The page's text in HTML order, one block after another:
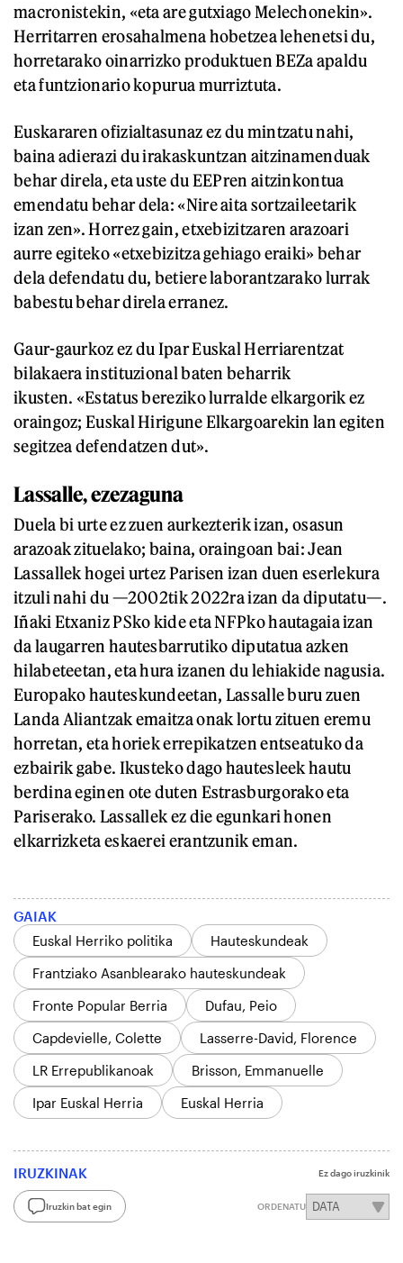
macronistekin, «eta are gutxiago Melechonekin».
Herritarren erosahalmena hobetzea lehenetsi du,
horretarako oinarrizko produktuen BEZa apaldu
eta funtzionario kopurua murriztuta.
Euskararen ofizialtasunaz ez du mintzatu nahi,
baina adierazi du irakaskuntzan aitzinamenduak
behar direla, eta uste du EEPren aitzinkontua
emendatu behar dela: «Nire aita sortzaileetarik
izan zen». Horrez gain, etxebizitzaren arazoari
aurre egiteko «etxebizitza gehiago eraiki» behar
dela defendatu du, betiere laborantzarako lurrak
babestu behar direla erranez.
Gaur-gaurkoz ez du Ipar Euskal Herriarentzat
bilakaera instituzional baten beharrik
ikusten. «Estatus bereziko lurralde elkargorik ez
oraingoz; Euskal Hirigune Elkargoarekin lan egiten
segitzea defendatzen dut».
Lassalle, ezezaguna
Duela bi urte ez zuen aurkezterik izan, osasun
arazoak zituelako; baina, oraingoan bai: Jean
Lassallek hogei urtez Parisen izan duen eserlekura
itzuli nahi du —2002tik 2022ra izan da diputatu—.
Iñaki Etxaniz PSko kide eta NFPko hautagaia izan
da laugarren hautesbarrutiko diputatua azken
hilabeteetan, eta hura izanen du lehiakide nagusia.
Europako hauteskundeetan, Lassalle buru zuen
Landa Aliantzak emaitza onak lortu zituen eremu
horretan, eta horiek errepikatzen entseatuko da
ezbairik gabe. Ikusteko dago hautesleek hautu
berdina eginen ote duten Estrasburgorako eta
Pariserako. Lassallek ez die egunkari honen
elkarrizketa eskaerei erantzunik eman.
GAIAK
Euskal Herriko politika
Hauteskundeak
Frantziako Asanblearako hauteskundeak
Fronte Popular Berria
Dufau, Peio
Capdevielle, Colette
Lasserre-David, Florence
LR Errepublikanoak
Brisson, Emmanuelle
Ipar Euskal Herria
Euskal Herria
IRUZKINAK Ez dago iruzkinik
Iruzkin bat egin ORDENATU